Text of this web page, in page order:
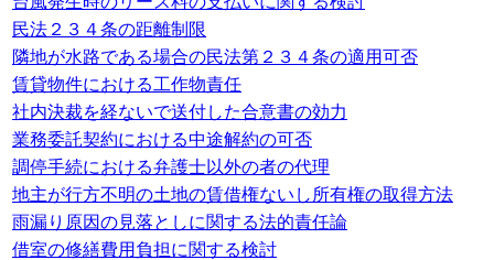
民法２３４条の距離制限
隣地が水路である場合の民法第２３４条の適用可否
賃貸物件における工作物責任
社内決裁を経ないで送付した合意書の効力
業務委託契約における中途解約の可否
調停手続における弁護士以外の者の代理
地主が行方不明の土地の賃借権ないし所有権の取得方法
雨漏り原因の見落としに関する法的責任論
借室の修繕費用負担に関する検討